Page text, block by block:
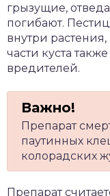
грызущие,
погибают.
внутри
части куста
вредителей.
Препарат
паутинных
колорадских
Препарат